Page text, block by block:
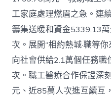
工家庭處理燃眉之急。連
籌集送暖和資金5339.13
次。展開“相約熱城·職等
向社會供給2.1萬個任務
次。職工醫療合作保證深
元、近85萬人次進互續互